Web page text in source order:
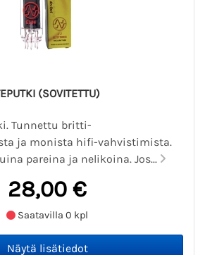
(SOVITETTU)
Tunnettu britti-
ja monista hifi-vahvistimista.
pareina ja nelikoina. Jos...
28,00 €
Saatavilla 0 kpl